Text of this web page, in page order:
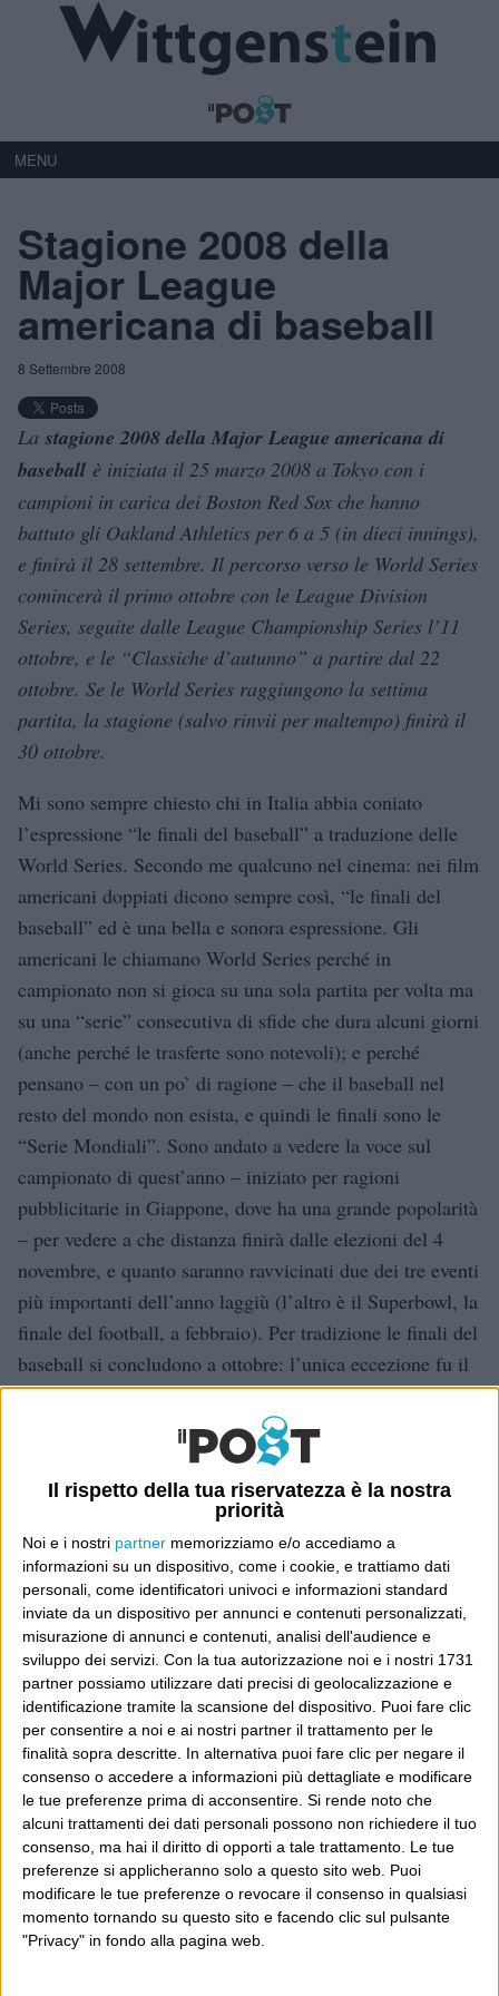
Il rispetto della tua riservatezza è la nostra
priorità
Noi e i nostri partner memorizziamo e/o accediamo a
informazioni su un dispositivo, come i cookie, e trattiamo dati
personali, come identificatori univoci e informazioni standard
inviate da un dispositivo per annunci e contenuti personalizzati,
misurazione di annunci e contenuti, analisi dell'audience e
sviluppo dei servizi. Con la tua autorizzazione noi e i nostri 1731
partner possiamo utilizzare dati precisi di geolocalizzazione e
identificazione tramite la scansione del dispositivo. Puoi fare clic
per consentire a noi e ai nostri partner il trattamento per le
finalità sopra descritte. In alternativa puoi fare clic per negare il
consenso o accedere a informazioni più dettagliate e modificare
le tue preferenze prima di acconsentire. Si rende noto che
alcuni trattamenti dei dati personali possono non richiedere il tuo
consenso, ma hai il diritto di opporti a tale trattamento. Le tue
preferenze si applicheranno solo a questo sito web. Puoi
modificare le tue preferenze o revocare il consenso in qualsiasi
momento tornando su questo sito e facendo clic sul pulsante
"Privacy" in fondo alla pagina web.
MENU
Stagione 2008 della
Major League
americana di baseball
8 Settembre 2008
La stagione 2008 della Major League americana di
baseball è iniziata il 25 marzo 2008 a Tokyo con i
campioni in carica dei Boston Red Sox che hanno
battuto gli Oakland Athletics per 6 a 5 (in dieci innings),
e finirà il 28 settembre. Il percorso verso le World Series
comincerà il primo ottobre con le League Division
Series, seguite dalle League Championship Series l’11
ottobre, e le “Classiche d’autunno” a partire dal 22
ottobre. Se le World Series raggiungono la settima
partita, la stagione (salvo rinvii per maltempo) finirà il
30 ottobre.
Mi sono sempre chiesto chi in Italia abbia coniato
l’espressione “le finali del baseball” a traduzione delle
World Series. Secondo me qualcuno nel cinema: nei film
americani doppiati dicono sempre così, “le finali del
baseball” ed è una bella e sonora espressione. Gli
americani le chiamano World Series perché in
campionato non si gioca su una sola partita per volta ma
su una “serie” consecutiva di sfide che dura alcuni giorni
(anche perché le trasferte sono notevoli); e perché
pensano – con un po’ di ragione – che il baseball nel
resto del mondo non esista, e quindi le finali sono le
“Serie Mondiali”. Sono andato a vedere la voce sul
campionato di quest’anno – iniziato per ragioni
pubblicitarie in Giappone, dove ha una grande popolarità
– per vedere a che distanza finirà dalle elezioni del 4
novembre, e quanto saranno ravvicinati due dei tre eventi
più importanti dell’anno laggiù (l’altro è il Superbowl, la
finale del football, a febbraio). Per tradizione le finali del
baseball si concludono a ottobre: l’unica eccezione fu il
2001, quando l’attacco alle torri gemelle fece rimandare
gli incontri ancora da giocare. Le finali tra i New York
Yankees e gli Arizona Diamondbacks cominciarono il 27
ottobre e andarono avanti fino al 4 novembre: non era
mai successo, e passata la mezzanotte del 31 ottobre
Derek Jeter degli Yankees fece un fuoricampo che gli
valse in eterno il soprannome di “Mr. November”. Poi
però New York, non fosse bastato, perse le finali.
Dove sei?
Wittgenstein è il blog di Luca Sofri, il fondatore e
direttore editoriale del giornale online il Post. Forse
sei qui perché conosci già il Post, o forse sei
capitato qui per altri giri.
In questo secondo caso, e se Wittgenstein ti piace,
potrebbe piacerti anche il Post: che è partito
proprio da qui, e dal voler portare gli approcci di